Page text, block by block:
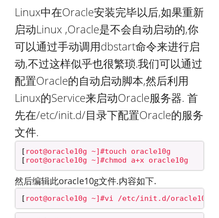
Linux中在Oracle安装完毕以后,如果重新
启动Linux ,Oracle是不会自动启动的,你
可以通过手动调用dbstart命令来进行启
动,不过这样似乎也很繁琐.我们可以通过
配置Oracle的自动启动脚本,然后利用
Linux的Service来启动Oracle服务器. 首
先在/etc/init.d/目录下配置Oracle的服务
文件.
[
[
然后编辑此oracle10g文件.内容如下.
[